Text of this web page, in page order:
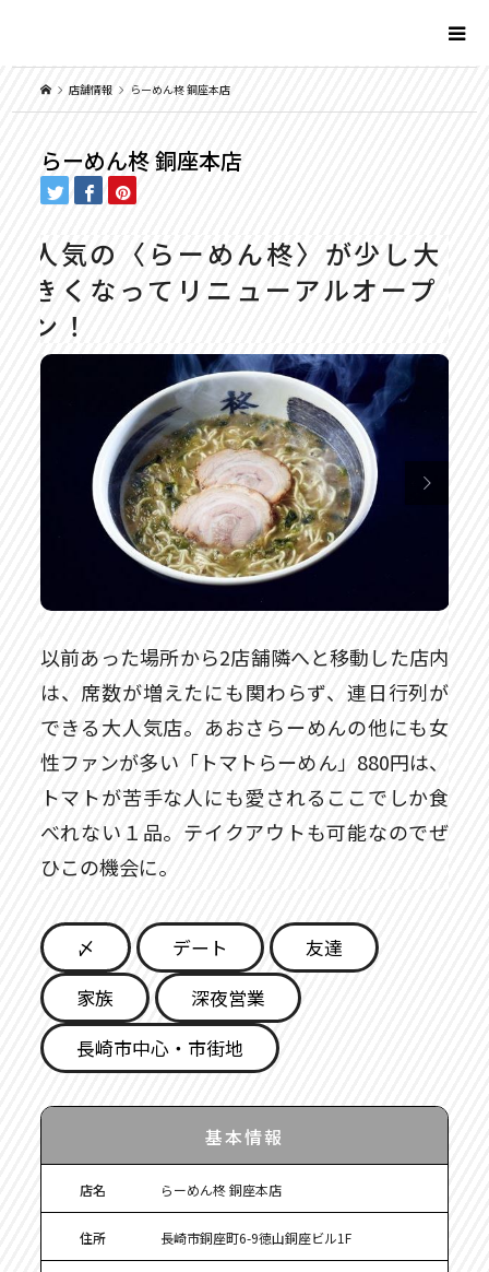
店舗情報 らーめん柊 銅座本店
らーめん柊 銅座本店
人気の〈らーめん柊〉が少し大
きくなってリニューアルオープ
ン！

以前あった場所から2店舗隣へと移動した店内
は、席数が増えたにも関わらず、連日行列が
できる大人気店。あおさらーめんの他にも女
性ファンが多い「トマトらーめん」880円は、
トマトが苦手な人にも愛されるここでしか食
べれない１品。テイクアウトも可能なのでぜ
ひこの機会に。
〆 デート
友達
家族
深夜営業
長崎市中心・市街地
基本情報
店名 らーめん柊 銅座本店
住所 長崎市銅座町6-9徳山銅座ビル1F